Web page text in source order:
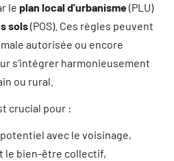
le plan local d'urbanisme(PLU)
sols(POS). Ces règles peuvent
autorisée ou encore
s'intégrer harmonieusement
ou rural.
crucial pour :
avec le voisinage,
le bien-être collectif,